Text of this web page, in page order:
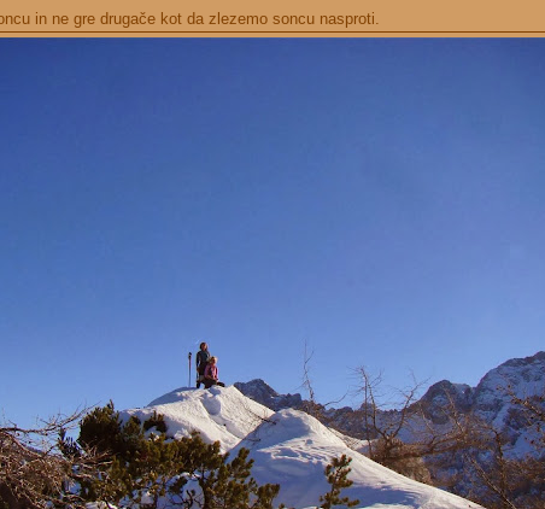
in ne gre drugače kot da zlezemo soncu nasproti.